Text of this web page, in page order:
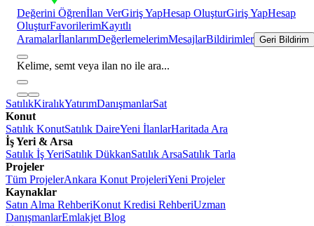
Değerini Öğrenİlan VerGiriş YapHesap OluşturGiriş YapHesap
OluşturFavorilerimKayıtlı
AramalarİlanlarımDeğerlemelerimMesajlarBildirimler Geri Bildirim
Kelime, semt veya ilan no ile ara...
SatılıkKiralıkYatırımDanışmanlarSat
Konut
Satılık KonutSatılık DaireYeni İlanlarHaritada Ara
İş Yeri & Arsa
Satılık İş YeriSatılık DükkanSatılık ArsaSatılık Tarla
Projeler
Tüm ProjelerAnkara Konut ProjeleriYeni Projeler
Kaynaklar
Satın Alma RehberiKonut Kredisi RehberiUzman
DanışmanlarEmlakjet Blog